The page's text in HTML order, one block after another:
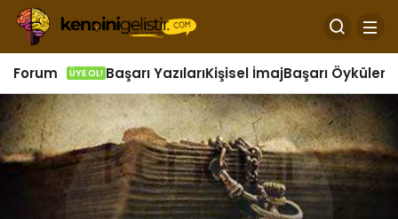
Forum ÜYE OL! Başarı YazılarıKişisel İmajBaşarı Öyküleri